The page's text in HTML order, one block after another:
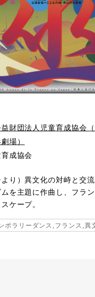
財団法人児童育成協会
場）
成協会
より）異文化の対峙と交
を主題に作曲し、フラ
ケープ。
ポラリーダンス,フランス,異